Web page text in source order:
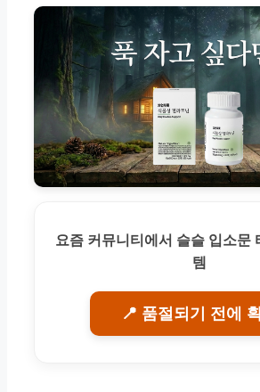
요즘 커뮤니티에서 슬슬 입소문
템
📍 품절되기 전에